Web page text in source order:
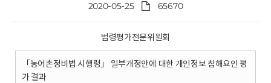
2020-05-25 65670
법령평가전문위원회
「농어촌정비법 시행령」 일부개정안에 대한 개인정보 침해요인 평
가 결과